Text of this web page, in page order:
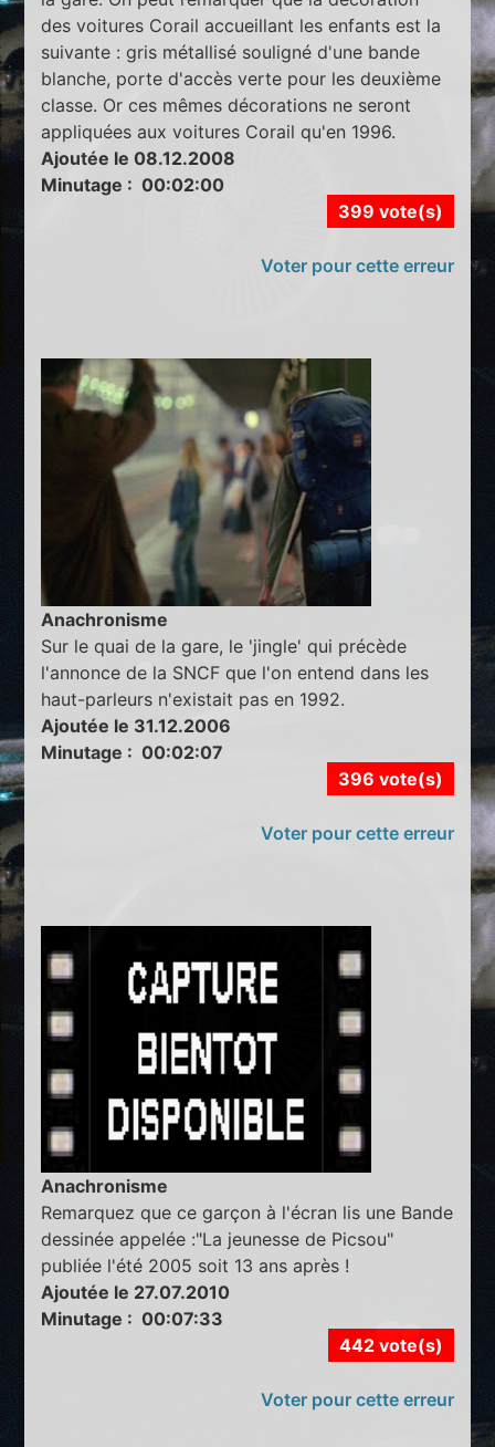
des voitures Corail accueillant les enfants est la
suivante : gris métallisé souligné d'une bande
blanche, porte d'accès verte pour les deuxième
classe. Or ces mêmes décorations ne seront
appliquées aux voitures Corail qu'en 1996.
Ajoutée le 08.12.2008
Minutage : 00:02:00
399 vote(s)
Voter pour cette erreur
Anachronisme
Sur le quai de la gare, le 'jingle' qui précède
l'annonce de la SNCF que l'on entend dans les
haut-parleurs n'existait pas en 1992.
Ajoutée le 31.12.2006
Minutage : 00:02:07
396 vote(s)
Voter pour cette erreur
Anachronisme
Remarquez que ce garçon à l'écran lis une Bande
dessinée appelée :"La jeunesse de Picsou"
publiée l'été 2005 soit 13 ans après !
Ajoutée le 27.07.2010
Minutage : 00:07:33
442 vote(s)
Voter pour cette erreur